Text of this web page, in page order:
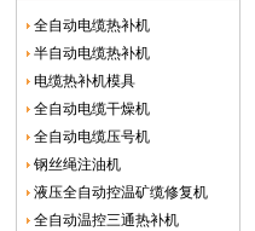
全自动电缆热补机
半自动电缆热补机
电缆热补机模具
全自动电缆干燥机
全自动电缆压号机
钢丝绳注油机
液压全自动控温矿缆修复机
全自动温控三通热补机